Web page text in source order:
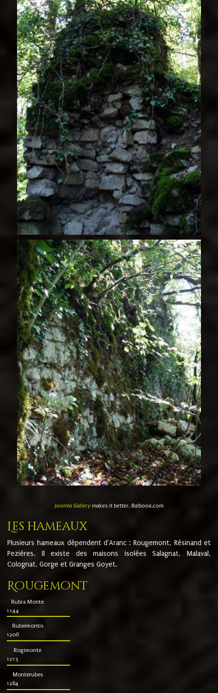
Joomla Gallerymakes it better. Balbooa.com
Les hameaux
Plusieurs hameaux dépendent d'Aranc : Rougemont, Résinand et
Pezières. Il existe des maisons isolées Salagnat, Malaval,
Colognat, Gorge et Granges Goyet.
Rougemont
Rubra Monte
1144
Rubeimontis
1206
Rogimonte
1213
Monterubes
1284